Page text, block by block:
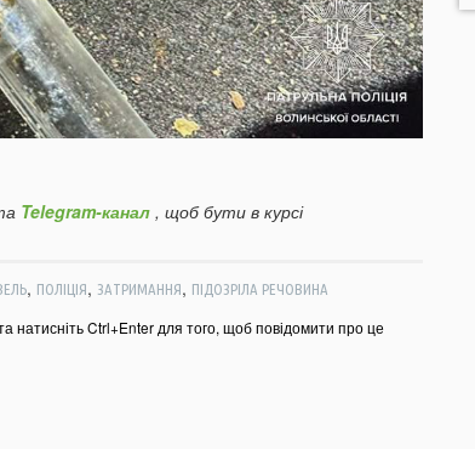
Telegram-канал , щоб бути в курсі
, ПОЛІЦІЯ, ЗАТРИМАННЯ, ПІДОЗРІЛА РЕЧОВИНА
натисніть Ctrl+Enter для того, щоб повідомити про це